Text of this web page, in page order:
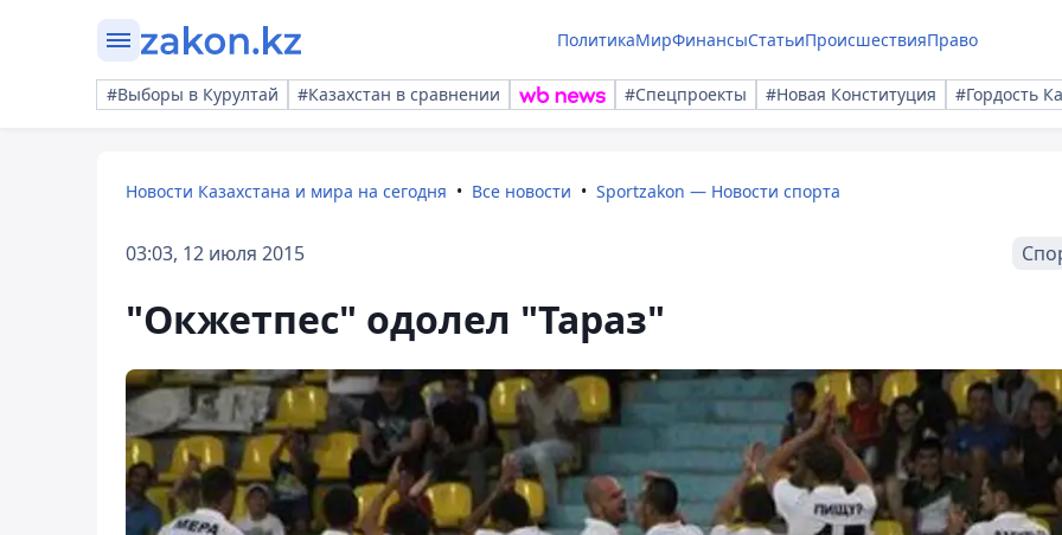
ПолитикаМирФинансыСтатьиПроисшествияПраво
#Выборы в Курултай #Казахстан в сравнении #Спецпроекты #Новая Конституция #Гордость
Новости Казахстана и мира на сегодня Все новости Sportzakon — Новости спорта
03:03, 12 июля 2015
"Окжетпес" одолел "Тараз"